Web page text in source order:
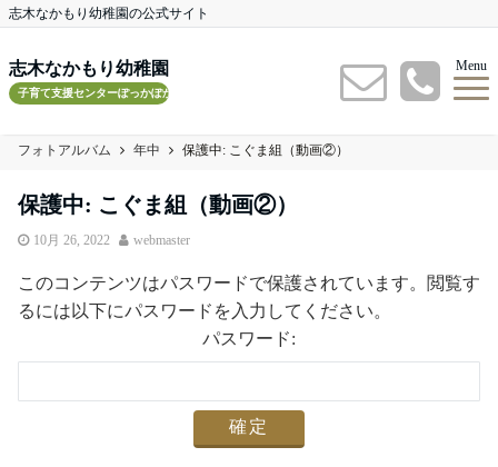
志木なかもり幼稚園の公式サイト
志木なかもり幼稚園
子育て支援センターぽっかぽかルーム
Menu
フォトアルバム 年中 保護中: こぐま組（動画②）
保護中: こぐま組（動画②）
10月 26, 2022 webmaster
このコンテンツはパスワードで保護されています。閲覧す
るには以下にパスワードを入力してください。
パスワード: